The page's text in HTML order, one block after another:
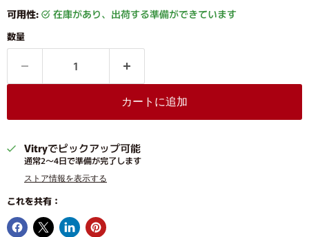
可用性: 在庫があり、出荷する準備ができています
数量
カートに追加
Vitryでピックアップ可能
通常2〜4日で準備が完了します
ストア情報を表示する
これを共有：